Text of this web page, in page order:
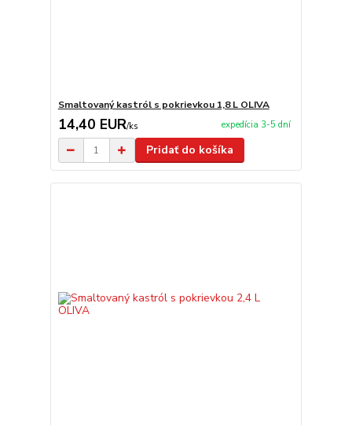
Smaltovaný kastról s pokrievkou 1,8 L OLIVA
14,40 EUR/ks expedícia 3-5 dní
Pridať do košíka